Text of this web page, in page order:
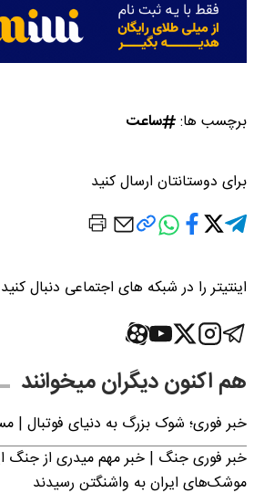
برچسب ها: ساعت
برای دوستانتان ارسال کنید
اینتیتر را در شبکه های اجتماعی دنبال کنید
هم اکنون دیگران میخوانند
خبر فوری؛‌ شوک بزرگ به دنیای فوتبال
خبر فوری جنگ | خبر مهم میدری از جنگ
موشک‌های ایران به واشنگتن رسیدند